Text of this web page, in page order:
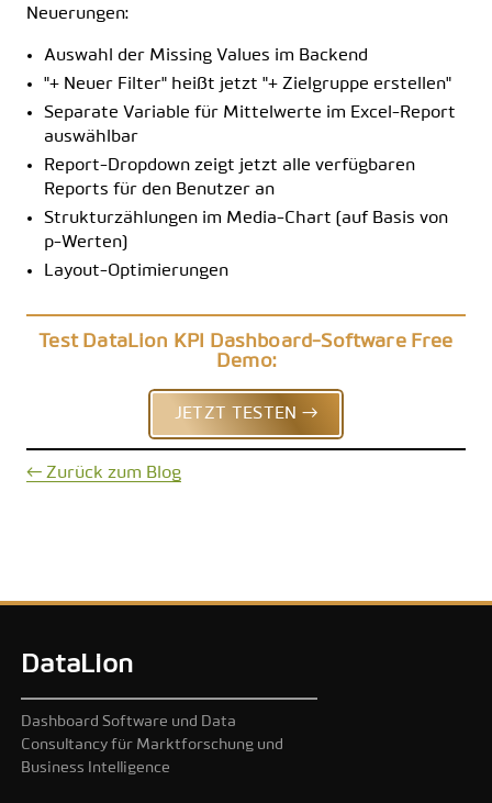
Neuerungen:
Auswahl der Missing Values im Backend
"+ Neuer Filter" heißt jetzt "+ Zielgruppe erstellen"
Separate Variable für Mittelwerte im Excel-Report
auswählbar
Report-Dropdown zeigt jetzt alle verfügbaren
Reports für den Benutzer an
Strukturzählungen im Media-Chart (auf Basis von
p-Werten)
Layout-Optimierungen
Test DataLion KPI Dashboard-Software Free
Demo:
JETZT TESTEN →
← Zurück zum Blog
DataLion
Dashboard Software und Data
Consultancy für Marktforschung und
Business Intelligence